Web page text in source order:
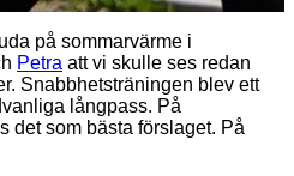
på sommarvärme i
Petra att vi skulle ses redan
Snabbhetsträningen blev ett
långpass. På
det som bästa förslaget. På